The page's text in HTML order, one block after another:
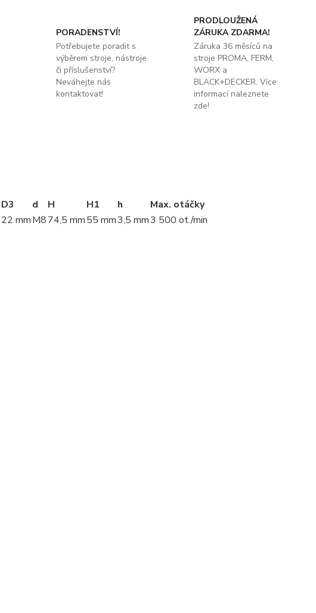
PORADENSTVÍ!
Potřebujete poradit s
výběrem stroje, nástroje
či příslušenství?
Neváhejte nás
kontaktovat!
PRODLOUŽENÁ
ZÁRUKA ZDARMA!
Záruka 36 měsíců na
stroje PROMA, FERM,
WORX a
BLACK+DECKER. Více
informací naleznete
zde!
D3 d H H1 h
Max. otáčky
22 mmM874,5 mm55 mm3,5 mm3 500 ot./min